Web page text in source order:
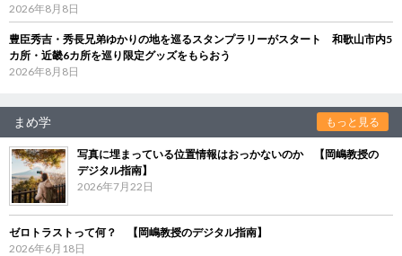
2026年8月8日
豊臣秀吉・秀長兄弟ゆかりの地を巡るスタンプラリーがスタート 和歌山市内5
カ所・近畿6カ所を巡り限定グッズをもらおう
2026年8月8日
まめ学 もっと見る
写真に埋まっている位置情報はおっかないのか 【岡嶋教授の
デジタル指南】
2026年7月22日
ゼロトラストって何？ 【岡嶋教授のデジタル指南】
2026年6月18日